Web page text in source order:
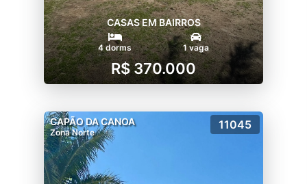
CASAS EM BAIRROS
4 dorms 1 vaga
R$ 370.000
CAPÃO DA CANOA
Zona Norte
11045